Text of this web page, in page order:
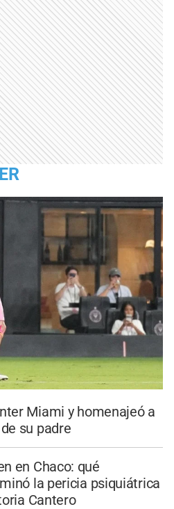
Miami y homenajeó a
su padre
en Chaco: qué
la pericia psiquiátrica
Cantero